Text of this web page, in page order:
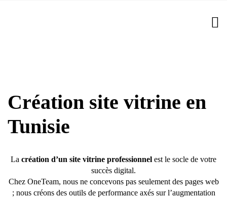
Création site vitrine en
Tunisie
La création d’un site vitrine professionnel est le socle de votre
succès digital.
Chez OneTeam, nous ne concevons pas seulement des pages web
; nous créons des outils de performance axés sur l’augmentation